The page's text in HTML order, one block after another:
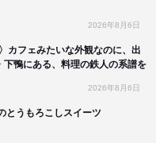
2026年8月6日
カフェみたいな外観なのに、出
鴨にある、料理の鉄人の系譜を
2026年8月6日
とうもろこしスイーツ